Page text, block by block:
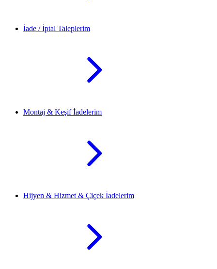
İade / İptal Taleplerim
Montaj & Keşif İadelerim
Hijyen & Hizmet & Çiçek İadelerim